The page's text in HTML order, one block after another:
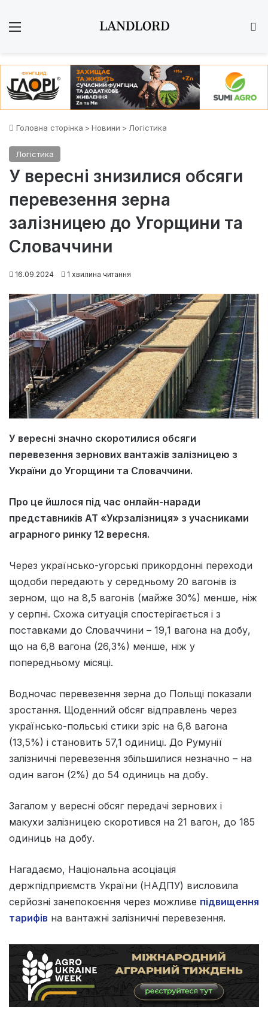
Головна сторінка > Новини > Логістика
Логістика
У вересні знизилися обсяги
перевезення зерна
залізницею до Угорщини та
Словаччини
16.09.2024 1 хвилина читання
У вересні значно скоротилися обсяги
перевезення зернових вантажів залізницею з
України до Угорщини та Словаччини.
Про це йшлося під час онлайн-наради
представників АТ «Укрзалізниця» з учасниками
аграрного ринку 12 вересня.
Через українсько-угорські прикордонні переходи
щодоби передають у середньому 20 вагонів із
зерном, що на 8,5 вагонів (майже 30%) менше, ніж
у серпні. Схожа ситуація спостерігається і з
поставками до Словаччини – 19,1 вагона на добу,
що на 6,8 вагона (26,3%) менше, ніж у
попередньому місяці.
Водночас перевезення зерна до Польщі показали
зростання. Щоденний обсяг відправлень через
українсько-польські стики зріс на 6,8 вагона
(13,5%) і становить 57,1 одиниці. До Румунії
залізничні перевезення збільшилися незначно – на
один вагон (2%) до 54 одиниць на добу.
Загалом у вересні обсяг передачі зернових і
макухи залізницею скоротився на 21 вагон, до 185
одиниць на добу.
Нагадаємо, Національна асоціація
держпідприємств України (НАДПУ) висловила
серйозні занепокоєння через можливе підвищення
тарифів на вантажні залізничні перевезення.